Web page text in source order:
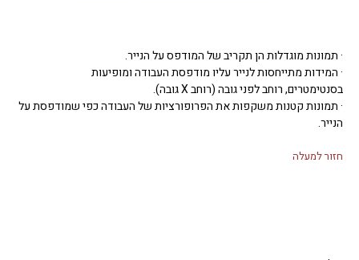
· תמונות מוגדלות הן תקריב של המודפס על הנייר.
· המידות מתייחסות לנייר עליו מודפסת העבודה ומופיעות
בסנטימטרים, רוחב לפני גובה (רוחב X גובה).
· תמונות קטנות משקפות את הפרופורציות של העבודה כפי שמודפסת על
הנייר.
חזור למעלה